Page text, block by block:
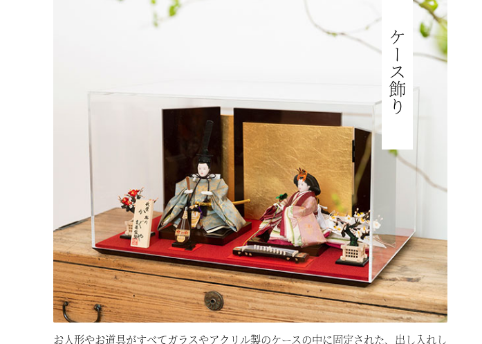
ケース飾り
お人形やお道具がすべてガラスやアクリル製のケースの中に固定された、出し入れし